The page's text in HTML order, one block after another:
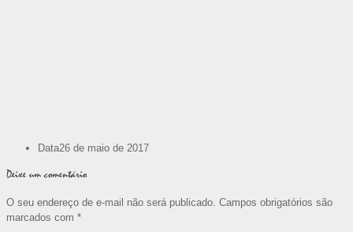
Data26 de maio de 2017
Deixe um comentário
O seu endereço de e-mail não será publicado. Campos obrigatórios são
marcados com *